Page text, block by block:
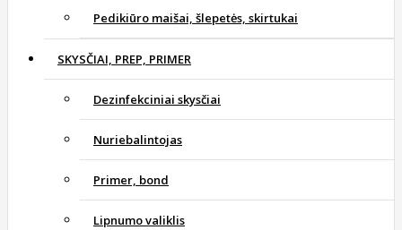
Pedikiūro maišai, šlepetės, skirtukai
SKYSČIAI, PREP, PRIMER
Dezinfekciniai skysčiai
Nuriebalintojas
Primer, bond
Lipnumo valiklis